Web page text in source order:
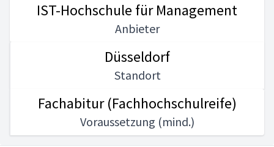
IST-Hochschule für Management
Anbieter
Düsseldorf
Standort
Fachabitur (Fachhochschulreife)
Voraussetzung (mind.)